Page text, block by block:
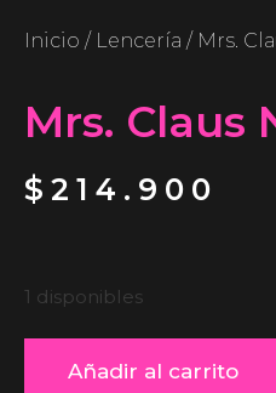
Inicio / Lencería / Mrs.
Mrs. Claus
$ 214.900
1 disponibles
Añadir al carrito